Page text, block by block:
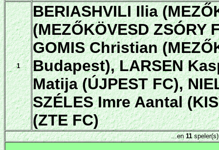
1
BERIASHVILI Ilia
(MEZŐKÖVESD ZSÓRY
GOMIS Christian
Budapest), LARSEN
Matija (ÚJPEST FC),
SZÉLES Imre Aantal
(ZTE FC)
...en11